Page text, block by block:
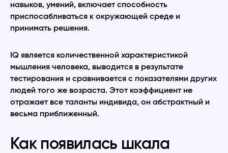
навыков, умений, включает способность
приспосабливаться к окружающей среде и
принимать решения.
IQ является количественной характеристикой
мышления человека, выводится в результате
тестирования и сравнивается с показателями других
людей того же возраста. Этот коэффициент не
отражает все таланты индивида, он абстрактный и
весьма приближенный.
Как появилась шкала